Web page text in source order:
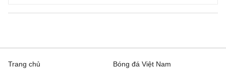
Trang chủ
Bóng đá Việt Nam